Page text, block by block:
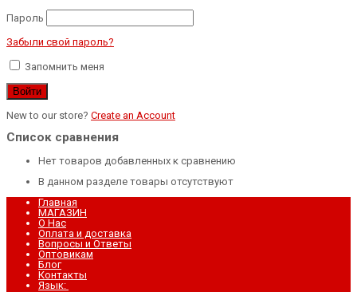
Пароль
Забыли свой пароль?
Запомнить меня
New to our store? Create an Account
Список сравнения
Нет товаров добавленных к сравнению
В данном разделе товары отсутствуют
Главная
МАГАЗИН
О Нас
Оплата и доставка
Вопросы и Ответы
Оптовикам
Блог
Контакты
Язык: